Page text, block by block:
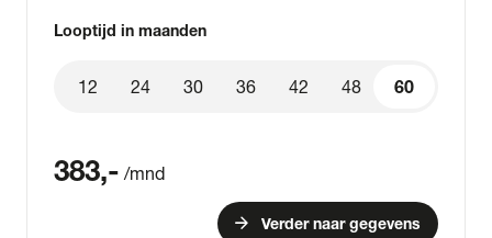
Looptijd in maanden
60
12 24 30 36 42 48 60
383,- /mnd
arrow_forward Verder naar gegevens